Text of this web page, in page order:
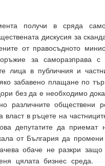
получи в сряда
дискусия за
от правосъдното
за саморазправа
лица в публичния и
забавено плащане по
без да е необходимо
различните обществени
власт в ръцете на
депутатите да
от България да промени
обаче не разкри защо
цялата бизнес среда.